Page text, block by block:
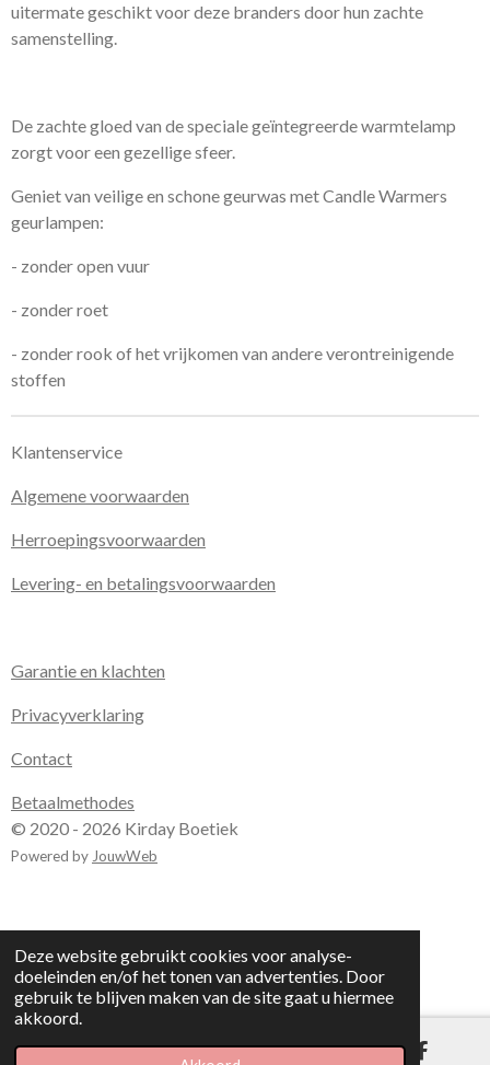
Deze website gebruikt cookies voor analyse-
doeleinden en/of het tonen van advertenties. Door
gebruik te blijven maken van de site gaat u hiermee
akkoord.
uitermate geschikt voor deze branders door hun zachte
samenstelling.
De zachte gloed van de speciale geïntegreerde warmtelamp
zorgt voor een gezellige sfeer.
Geniet van veilige en schone geurwas met Candle Warmers
geurlampen:
- zonder open vuur
- zonder roet
- zonder rook of het vrijkomen van andere verontreinigende
stoffen
Klantenservice
Algemene voorwaarden
Herroepingsvoorwaarden
Levering- en betalingsvoorwaarden
Garantie en klachten
Privacyverklaring
Contact
Betaalmethodes
© 2020 - 2026 Kirday Boetiek
Powered by JouwWeb